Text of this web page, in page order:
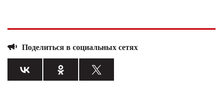
Поделиться в социальных сетях